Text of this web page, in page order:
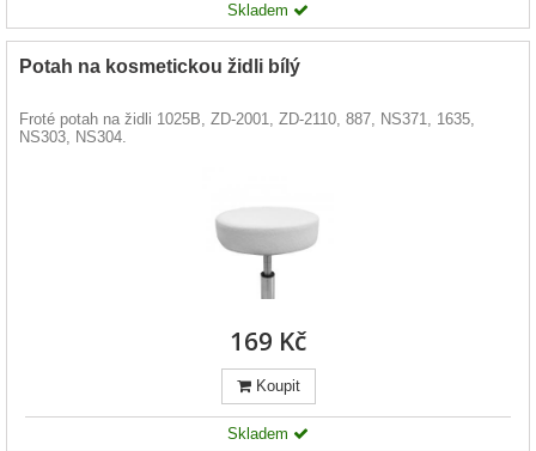
Skladem
Potah na kosmetickou židli bílý
Froté potah na židli 1025B, ZD-2001, ZD-2110, 887, NS371, 1635,
NS303, NS304.
169 Kč
Koupit
Skladem